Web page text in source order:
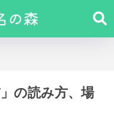
の読み方、場